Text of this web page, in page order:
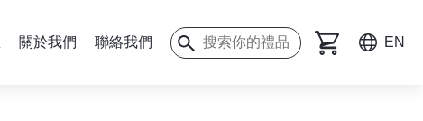
關於我們 聯絡我們 EN